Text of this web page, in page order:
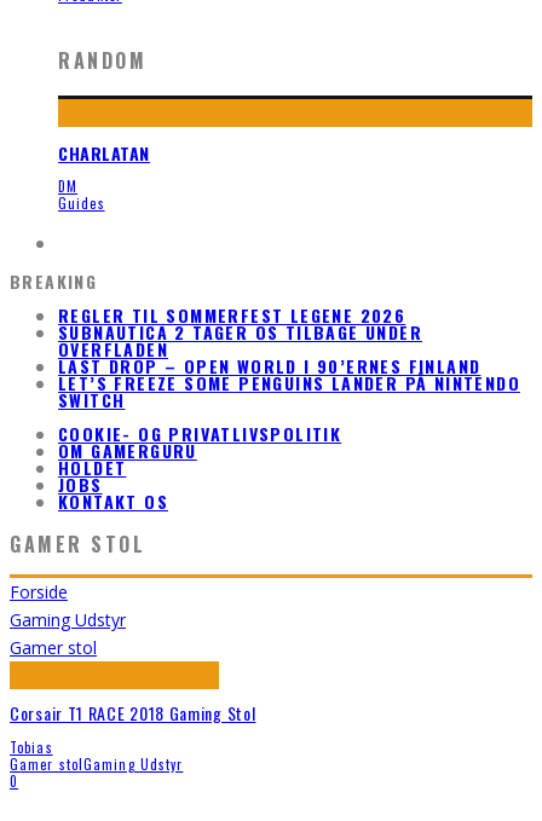
RANDOM
CHARLATAN
DM
Guides
BREAKING
REGLER TIL SOMMERFEST LEGENE 2026
SUBNAUTICA 2 TAGER OS TILBAGE UNDER
OVERFLADEN
LAST DROP – OPEN WORLD I 90’ERNES FINLAND
LET’S FREEZE SOME PENGUINS LANDER PÅ NINTENDO
SWITCH
COOKIE- OG PRIVATLIVSPOLITIK
OM GAMERGURU
HOLDET
JOBS
KONTAKT OS
GAMER STOL
Forside
Gaming Udstyr
Gamer stol
Corsair T1 RACE 2018 Gaming Stol
Tobias
Gamer stolGaming Udstyr
0